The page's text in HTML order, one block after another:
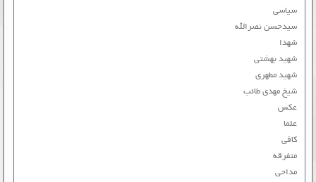
سیاسی
سیدحسن نصرالله
شهدا
شهید بهشتی
شهید مطهری
شیخ مهدی طائب
عکس
علما
کافی
متفرقه
مداحی